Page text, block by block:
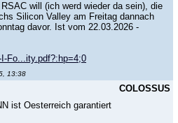
will (ich werd wieder da sein), die
Silicon Valley am Freitag dannach
davor. Ist vom 22.03.2026 -
Fo...ity.pdf?:hp=4;0
13:38
COLOSSUS
ist Oesterreich garantiert